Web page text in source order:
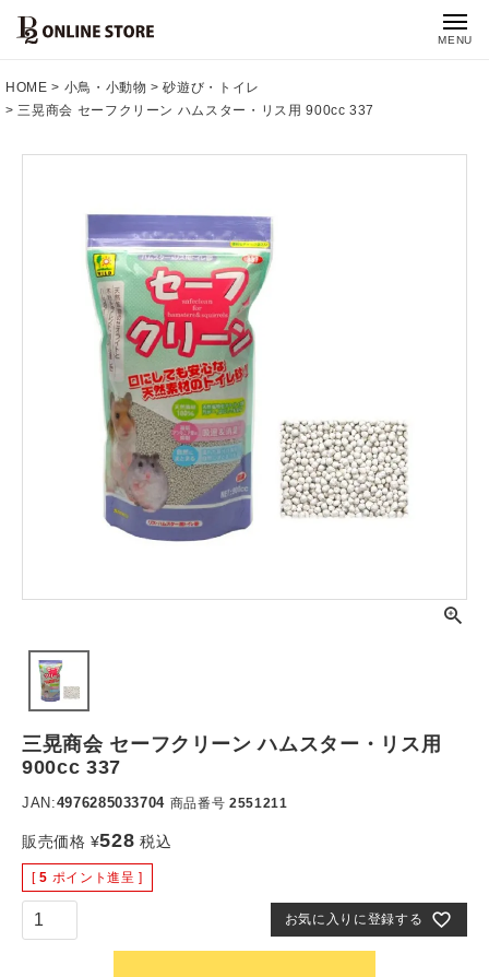
MENU
HOME 小鳥・小動物
砂遊び・トイレ
三晃商会 セーフクリーン ハムスター・リス用 900cc 337
三晃商会 セーフクリーン ハムスター・リス用
900cc 337
JAN:4976285033704 商品番号 2551211
販売価格 ¥528 税込
[ 5 ポイント進呈 ]
お気に入りに登録する